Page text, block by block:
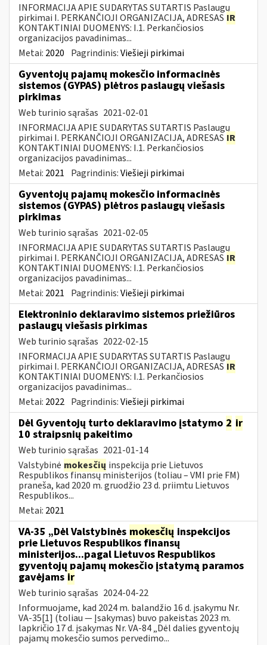
INFORMACIJA APIE SUDARYTAS SUTARTIS Paslaugų
pirkimai I. PERKANČIOJI ORGANIZACIJA, ADRESAS IR
KONTAKTINIAI DUOMENYS: I.1. Perkančiosios
organizacijos pavadinimas...
Metai: 2020 Pagrindinis:Viešieji pirkimai
Gyventojų pajamų mokesčio informacinės
sistemos (GYPAS) plėtros paslaugų viešasis
pirkimas
Web turinio sąrašas 2021-02-01
INFORMACIJA APIE SUDARYTAS SUTARTIS Paslaugų
pirkimai I. PERKANČIOJI ORGANIZACIJA, ADRESAS IR
KONTAKTINIAI DUOMENYS: I.1. Perkančiosios
organizacijos pavadinimas...
Metai: 2021 Pagrindinis:Viešieji pirkimai
Gyventojų pajamų mokesčio informacinės
sistemos (GYPAS) plėtros paslaugų viešasis
pirkimas
Web turinio sąrašas 2021-02-05
INFORMACIJA APIE SUDARYTAS SUTARTIS Paslaugų
pirkimai I. PERKANČIOJI ORGANIZACIJA, ADRESAS IR
KONTAKTINIAI DUOMENYS: I.1. Perkančiosios
organizacijos pavadinimas...
Metai: 2021 Pagrindinis:Viešieji pirkimai
Elektroninio deklaravimo sistemos priežiūros
paslaugų viešasis pirkimas
Web turinio sąrašas 2022-02-15
INFORMACIJA APIE SUDARYTAS SUTARTIS Paslaugų
pirkimai I. PERKANČIOJI ORGANIZACIJA, ADRESAS IR
KONTAKTINIAI DUOMENYS: I.1. Perkančiosios
organizacijos pavadinimas...
Metai: 2022 Pagrindinis:Viešieji pirkimai
Dėl Gyventojų turto deklaravimo įstatymo 2 ir
10 straipsnių pakeitimo
Web turinio sąrašas 2021-01-14
Valstybinė mokesčių inspekcija prie Lietuvos
Respublikos finansų ministerijos (toliau – VMI prie FM)
praneša, kad 2020 m. gruodžio 23 d. priimtu Lietuvos
Respublikos...
Metai: 2021
VA-35 „Dėl Valstybinės mokesčių inspekcijos
prie Lietuvos Respublikos finansų
ministerijos...pagal Lietuvos Respublikos
gyventojų pajamų mokesčio įstatymą paramos
gavėjams ir
Web turinio sąrašas 2024-04-22
Informuojame, kad 2024 m. balandžio 16 d. įsakymu Nr.
VA-35[1] (toliau — Įsakymas) buvo pakeistas 2023 m.
lapkričio 17 d. įsakymas Nr. VA-84 „Dėl dalies gyventojų
pajamų mokesčio sumos pervedimo...